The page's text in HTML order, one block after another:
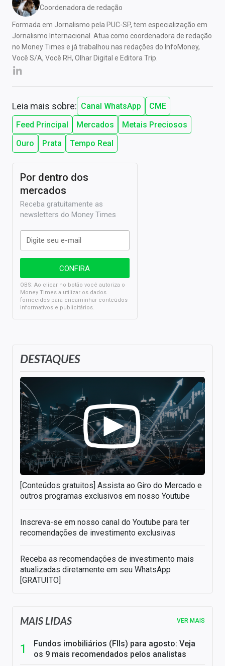
Coordenadora de redação
Formada em Jornalismo pela PUC-SP, tem especialização em
Jornalismo Internacional. Atua como coordenadora de redação
no Money Times e já trabalhou nas redações do InfoMoney,
Você S/A, Você RH, Olhar Digital e Editora Trip.
Leia mais sobre: Canal WhatsApp
CME
Feed Principal
Mercados
Metais Preciosos
Ouro
Prata Tempo Real
DESTAQUES
[Conteúdos gratuitos] Assista ao Giro do Mercado e
outros programas exclusivos em nosso Youtube
Inscreva-se em nosso canal do Youtube para ter
recomendações de investimento exclusivas
Receba as recomendações de investimento mais
atualizadas diretamente em seu WhatsApp
[GRATUITO]
Por dentro dos
mercados
Receba gratuitamente as
newsletters do Money Times
OBS: Ao clicar no botão você autoriza o
Money Times a utilizar os dados
fornecidos para encaminhar conteúdos
informativos e publicitários.
MAIS LIDAS VER MAIS
Fundos imobiliários (FIIs) para agosto: Veja
os 9 mais recomendados pelos analistas